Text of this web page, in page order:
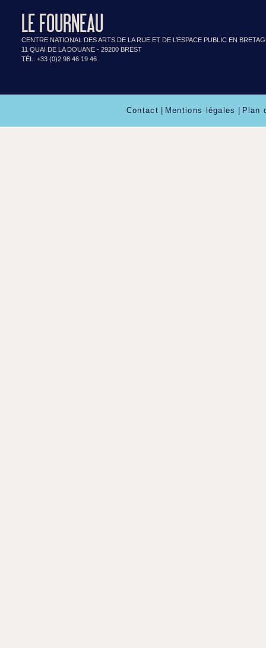
LE FOURNEAU
CENTRE NATIONAL DES ARTS DE LA RUE ET DE L’ESPACE PUBLIC EN
11 QUAI DE LA DOUANE - 29200 BREST
TÉL. +33 (0)2 98 46 19 46
Contact Mentions légales Plan